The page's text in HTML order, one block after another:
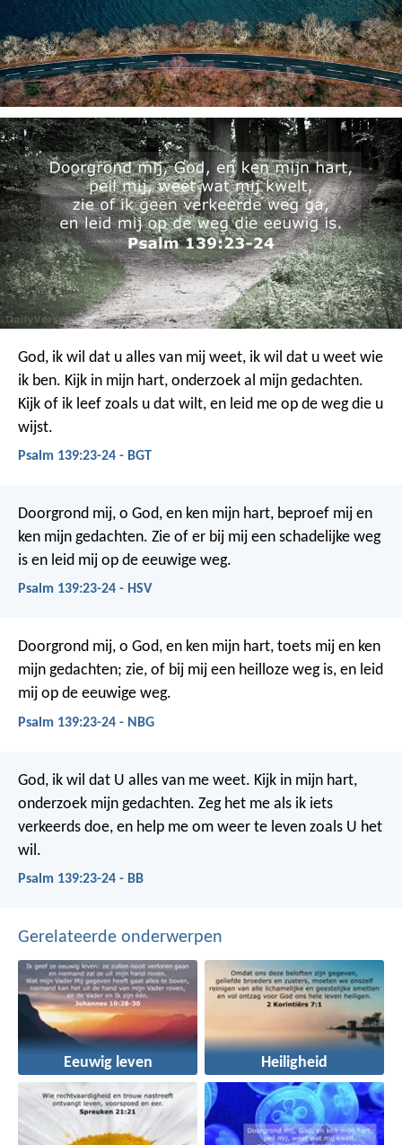
God, ik wil dat u alles van mij weet, ik wil dat u weet wie
ik ben. Kijk in mijn hart, onderzoek al mijn gedachten.
Kijk of ik leef zoals u dat wilt, en leid me op de weg die u
wijst.
Psalm 139:23-24 - BGT
Doorgrond mij, o God, en ken mijn hart, beproef mij en
ken mijn gedachten. Zie of er bij mij een schadelijke weg
is en leid mij op de eeuwige weg.
Psalm 139:23-24 - HSV
Doorgrond mij, o God, en ken mijn hart, toets mij en ken
mijn gedachten; zie, of bij mij een heilloze weg is, en leid
mij op de eeuwige weg.
Psalm 139:23-24 - NBG
God, ik wil dat U alles van me weet. Kijk in mijn hart,
onderzoek mijn gedachten. Zeg het me als ik iets
verkeerds doe, en help me om weer te leven zoals U het
wil.
Psalm 139:23-24 - BB
Gerelateerde onderwerpen
Eeuwig leven Heiligheid